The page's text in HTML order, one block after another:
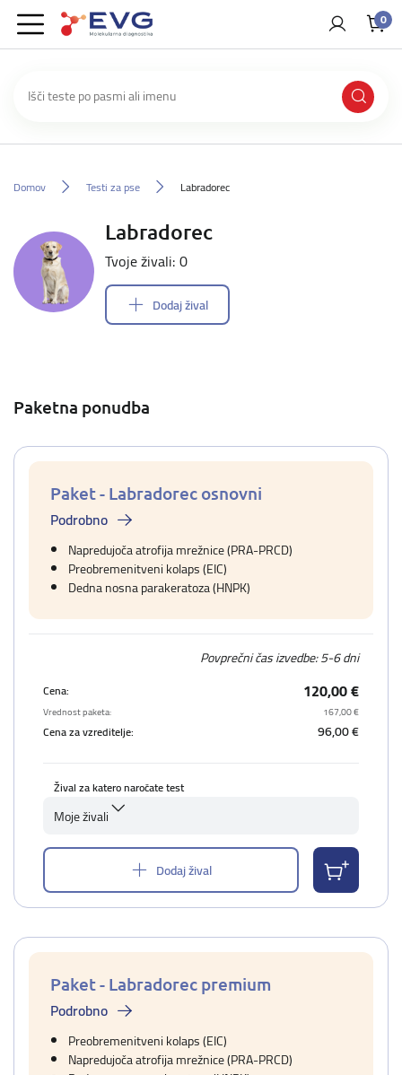
0
Domov Testi za pse Labradorec
Labradorec
Tvoje živali: 0
Dodaj žival
Paketna ponudba
Paket - Labradorec osnovni
Podrobno
Napredujoča atrofija mrežnice (PRA-PRCD)
Preobremenitveni kolaps (EIC)
Dedna nosna parakeratoza (HNPK)
Povprečni čas izvedbe: 5-6 dni
Cena: 120,00 €
Vrednost paketa: 167,00 €
Cena za vzreditelje: 96,00 €
Žival za katero naročate test
Moje živali
Dodaj žival
Paket - Labradorec premium
Podrobno
Preobremenitveni kolaps (EIC)
Napredujoča atrofija mrežnice (PRA-PRCD)